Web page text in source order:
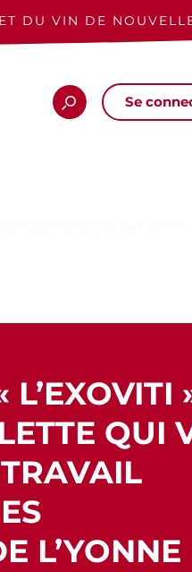
DU VIN DE
Se
QUI
L’YONNE